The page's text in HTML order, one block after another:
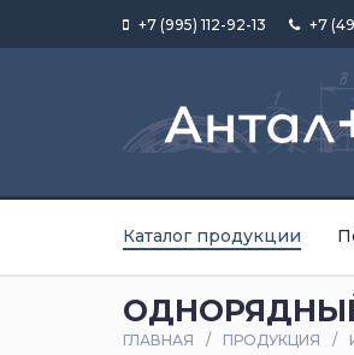
+7 (995) 112-92-13 +7
Каталог продукции
ГЛАВНАЯ ПРОДУКЦИЯ